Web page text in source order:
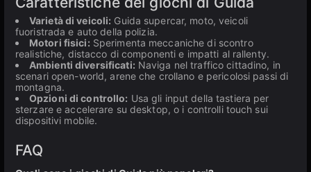
Varietà di veicoli: Guida supercar, moto, veicoli
fuoristrada e auto della polizia.
Motori fisici: Sperimenta meccaniche di scontro
realistiche, distacco di componenti e impatti al rallenty.
Ambienti diversificati: Naviga nel traffico cittadino, in
scenari open-world, arene che crollano e pericolosi passi di
montagna.
Opzioni di controllo: Usa gli input della tastiera per
sterzare e accelerare su desktop, o i controlli touch sui
dispositivi mobile.
FAQ